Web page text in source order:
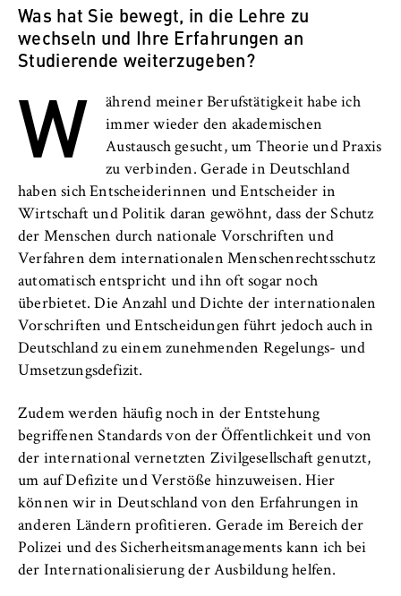
e
r
l
n
S
c
h
o
o
l
o
f
E
c
o
n
m
i
c
s
a
n
d
L
Was hat Sie bewegt, in die Lehre zu
wechseln und Ihre Erfahrungen an
Studierende weiterzugeben?
W
ährend meiner Berufstätigkeit habe ich
immer wieder den akademischen
Austausch gesucht, um Theorie und Praxis
zu verbinden. Gerade in Deutschland
haben sich Entscheiderinnen und Entscheider in
Wirtschaft und Politik daran gewöhnt, dass der Schutz
der Menschen durch nationale Vorschriften und
Verfahren dem internationalen Menschenrechtsschutz
automatisch entspricht und ihn oft sogar noch
überbietet. Die Anzahl und Dichte der internationalen
Vorschriften und Entscheidungen führt jedoch auch in
Deutschland zu einem zunehmenden Regelungs- und
Umsetzungsdefizit.
Zudem werden häufig noch in der Entstehung
begriffenen Standards von der Öffentlichkeit und von
der international vernetzten Zivilgesellschaft genutzt,
um auf Defizite und Verstöße hinzuweisen. Hier
können wir in Deutschland von den Erfahrungen in
anderen Ländern profitieren. Gerade im Bereich der
Polizei und des Sicherheitsmanagements kann ich bei
der Internationalisierung der Ausbildung helfen.
Zweck:
Speichert den Zustimmungsstatus des
Benutzers für Cookies auf der aktuellen
Domäne. Dadurch wird verhindert, dass das
Cookie-Banner bei jedem erneuten Aufruf
der Website wiederholt angezeigt wird.
Cookie Laufzeit:
TYPO3 Frontend Nutzer
Name:
fe_typo_user
Anbieter:
Betreiber dieser Website
Dient der Identifizierung der
Browsersitzung für eingeloggte Frontend-
Benutzer (z. B. im geschützten
Mitgliederbereich). Er speichert die
Session-ID und sorgt dafür, dass der Nutzer
während des Besuchs eingeloggt bleibt.
Cookie Laufzeit:
Für die Dauer der Browsersitzung